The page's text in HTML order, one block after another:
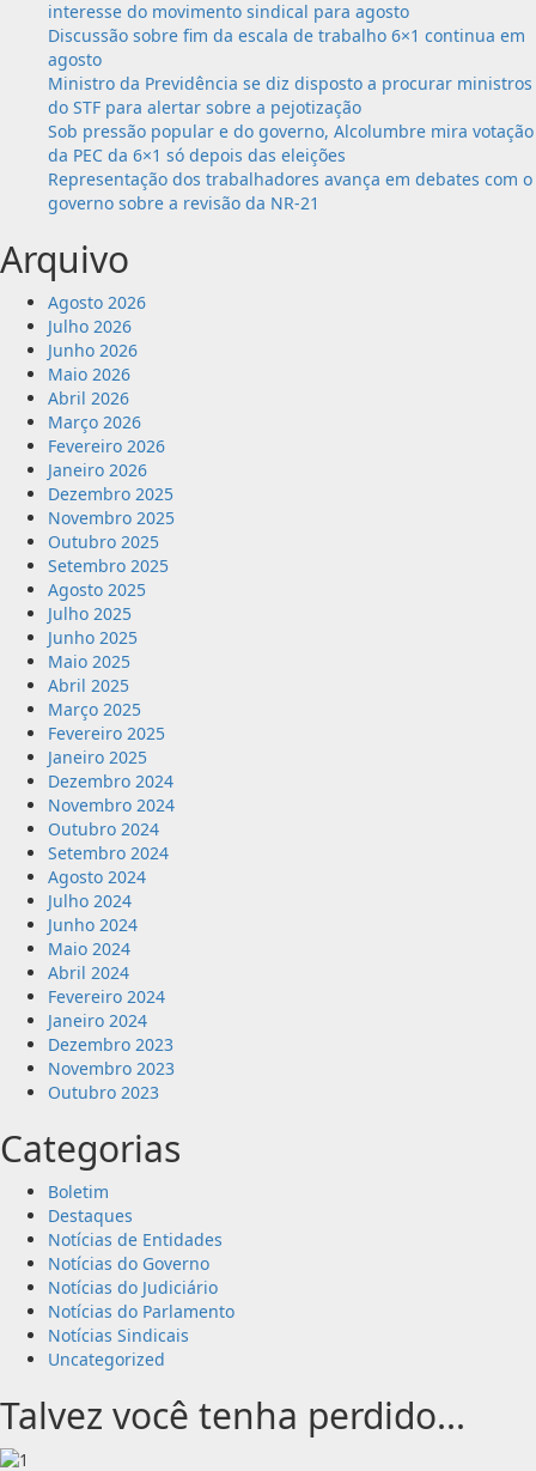
DEMOCRACIA
interesse do movimento sindical para agosto
Discussão sobre fim da escala de trabalho 6×1 continua em
agosto
Ministro da Previdência se diz disposto a procurar ministros
do STF para alertar sobre a pejotização
Sob pressão popular e do governo, Alcolumbre mira votação
da PEC da 6×1 só depois das eleições
Representação dos trabalhadores avança em debates com o
governo sobre a revisão da NR-21
Arquivo
Agosto 2026
Julho 2026
Junho 2026
Maio 2026
Abril 2026
Março 2026
Fevereiro 2026
Janeiro 2026
Dezembro 2025
Novembro 2025
Outubro 2025
Setembro 2025
Agosto 2025
Julho 2025
Junho 2025
Maio 2025
Abril 2025
Março 2025
Fevereiro 2025
Janeiro 2025
Dezembro 2024
Novembro 2024
Outubro 2024
Setembro 2024
Agosto 2024
Julho 2024
Junho 2024
Maio 2024
Abril 2024
Fevereiro 2024
Janeiro 2024
Dezembro 2023
Novembro 2023
Outubro 2023
Categorias
Boletim
Destaques
Notícias de Entidades
Notícias do Governo
Notícias do Judiciário
Notícias do Parlamento
Notícias Sindicais
Uncategorized
Talvez você tenha perdido...